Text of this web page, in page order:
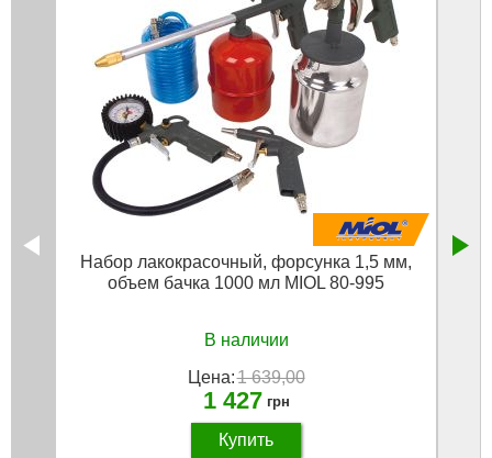
Набор лакокрасочный, форсунка 1,5 мм,
объем бачка 1000 мл MIOL 80-995
В наличии
Цена:1 639,00
1 427 грн
Купить